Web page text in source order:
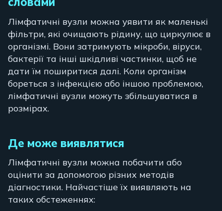
Лімфатичні вузли можна уявити як маленькі
фільтри, які очищають рідину, що циркулює в
організмі. Вони затримують мікроби, віруси,
бактерії та інші шкідливі частинки, щоб не
дати їм поширитися далі. Коли організм
бореться з інфекцією або іншою проблемою,
лімфатичні вузли можуть збільшуватися в
розмірах.
Де може виявлятися
Лімфатичні вузли можна побачити або
оцінити за допомогою різних методів
діагностики. Найчастіше їх виявляють на
таких обстеженнях: